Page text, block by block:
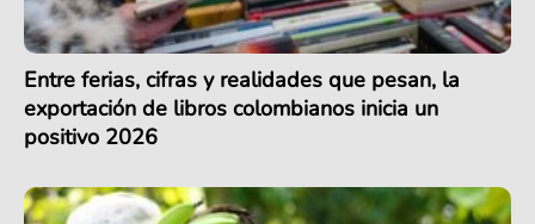
Entre ferias, cifras y realidades que pesan, la
exportación de libros colombianos inicia un
positivo 2026